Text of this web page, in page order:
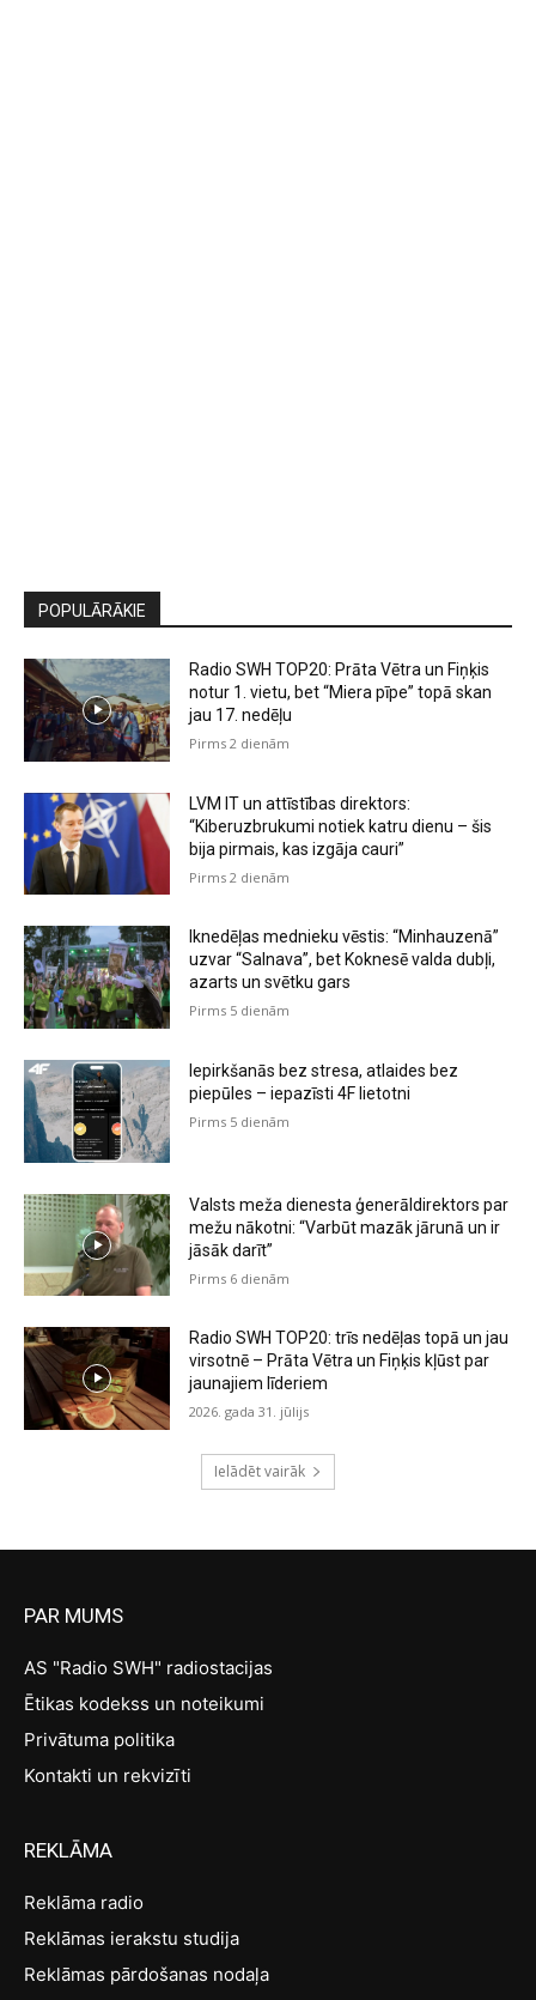
POPULĀRĀKIE
Radio SWH TOP20: Prāta Vētra un Fiņķis
notur 1. vietu, bet “Miera pīpe” topā skan
jau 17. nedēļu
Pirms 2 dienām
LVM IT un attīstības direktors:
“Kiberuzbrukumi notiek katru dienu – šis
bija pirmais, kas izgāja cauri”
Pirms 2 dienām
Iknedēļas mednieku vēstis: “Minhauzenā”
uzvar “Salnava”, bet Koknesē valda dubļi,
azarts un svētku gars
Pirms 5 dienām
Iepirkšanās bez stresa, atlaides bez
piepūles – iepazīsti 4F lietotni
Pirms 5 dienām
Valsts meža dienesta ģenerāldirektors par
mežu nākotni: “Varbūt mazāk jārunā un ir
jāsāk darīt”
Pirms 6 dienām
Radio SWH TOP20: trīs nedēļas topā un jau
virsotnē – Prāta Vētra un Fiņķis kļūst par
jaunajiem līderiem
2026. gada 31. jūlijs
Ielādēt vairāk
PAR MUMS
AS "Radio SWH" radiostacijas
Ētikas kodekss un noteikumi
Privātuma politika
Kontakti un rekvizīti
REKLĀMA
Reklāma radio
Reklāmas ierakstu studija
Reklāmas pārdošanas nodaļa